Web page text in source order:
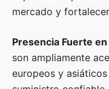
mercado y
Presencia Fuerte
son ampliamente
europeos y